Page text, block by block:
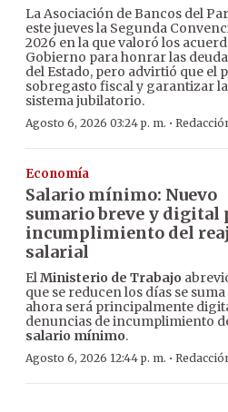
La Asociación de Bancos del
este jueves la Segunda
2026 en la que valoró los
Gobierno para honrar las
del Estado, pero advirtió que el
sobregasto fiscal y garantizar
sistema jubilatorio.
Agosto 6, 2026 03:24 p. m. ·
Economía
Salario mínimo: Nuevo
sumario breve y digital
incumplimiento del
salarial
ElMinisterio de Trabajo
que se reducen los días se
ahora será principalmente
denuncias de incumplimiento
salario mínimo.
Agosto 6, 2026 12:44 p. m. ·